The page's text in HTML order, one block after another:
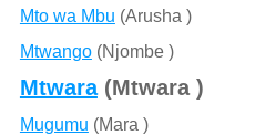
Mto wa Mbu (Arusha )
Mtwango(Njombe )
Mtwara(Mtwara )
Mugumu (Mara )